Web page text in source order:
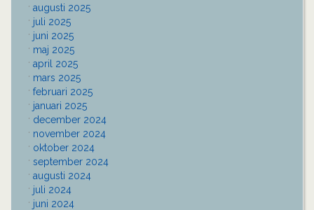
augusti 2025
juli 2025
juni 2025
maj 2025
april 2025
mars 2025
februari 2025
januari 2025
december 2024
november 2024
oktober 2024
september 2024
augusti 2024
juli 2024
juni 2024